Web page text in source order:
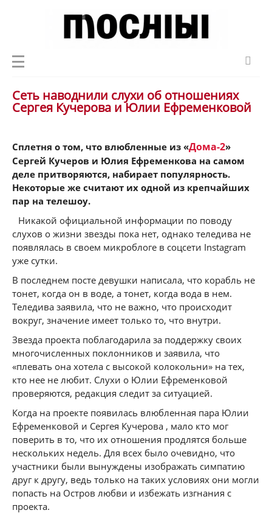
Сеть наводнили слухи об отношениях
Сергея Кучерова и Юлии Ефременковой
Сплетня о том, что влюбленные из «Дома-2»
Сергей Кучеров и Юлия Ефременкова на самом
деле притворяются, набирает популярность.
Некоторые же считают их одной из крепчайших
пар на телешоу.
Никакой официальной информации по поводу
слухов о жизни звезды пока нет, однако теледива не
появлялась в своем микроблоге в соцсети Instagram
уже сутки.
В последнем посте девушки написала, что корабль не
тонет, когда он в воде, а тонет, когда вода в нем.
Теледива заявила, что не важно, что происходит
вокруг, значение имеет только то, что внутри.
Звезда проекта поблагодарила за поддержку своих
многочисленных поклонников и заявила, что
«плевать она хотела с высокой колокольни» на тех,
кто нее не любит. Слухи о Юлии Ефременковой
проверяются, редакция следит за ситуацией.
Когда на проекте появилась влюбленная пара Юлии
Ефременковой и Сергея Кучерова , мало кто мог
поверить в то, что их отношения продлятся больше
нескольких недель. Для всех было очевидно, что
участники были вынуждены изображать симпатию
друг к другу, ведь только на таких условиях они могли
попасть на Остров любви и избежать изгнания с
проекта.